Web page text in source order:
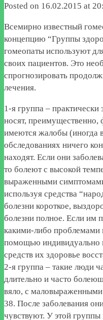
Posted on 16.02.2015 at
Всемирно известный
концепцию “Группы
гомеопаты используют
своих пациентов. Это
спрогнозировать
лечения.
1-я группа –
носят, преимущественно,
имеются жалобы (иногда
обследованиях ничего
находят. Если они
то болеют с высокой
выраженными
используя средства
болезни короткое,
болезни полное. Если им
какими-либо проблемами
помощью индивидуально
средств их здоровье
2-я группа – такие люди
длительно и часто
вяло, с
38. После заболевания
чувствуют. У этой